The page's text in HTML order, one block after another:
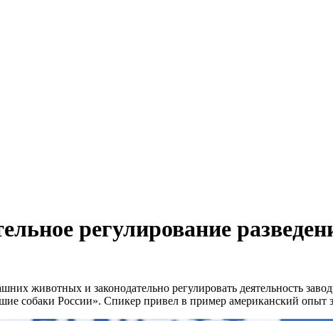
регулирование
животных и законодательно регулировать деятельность
собаки России». Спикер привел в пример американский опыт